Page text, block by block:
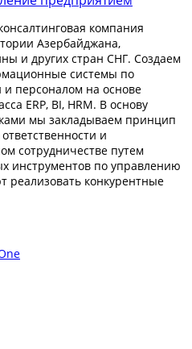
компания
Азербайджана,
и других стран СНГ. Создаем
системы по
персоналом на основе
ERP, BI, HRM. В основу
мы закладываем принцип
и
сотрудничестве путем
инструментов по управлению
реализовать конкурентные